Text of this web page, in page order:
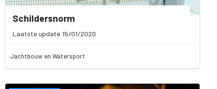
Schildersnorm
Laatste update 15/01/2020
Jachtbouw en Watersport